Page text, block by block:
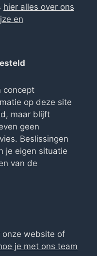
hier alles over ons
en
concept
op deze site
maar blijft
geen
Beslissingen
je eigen situatie
van de
onze website of
je met ons team